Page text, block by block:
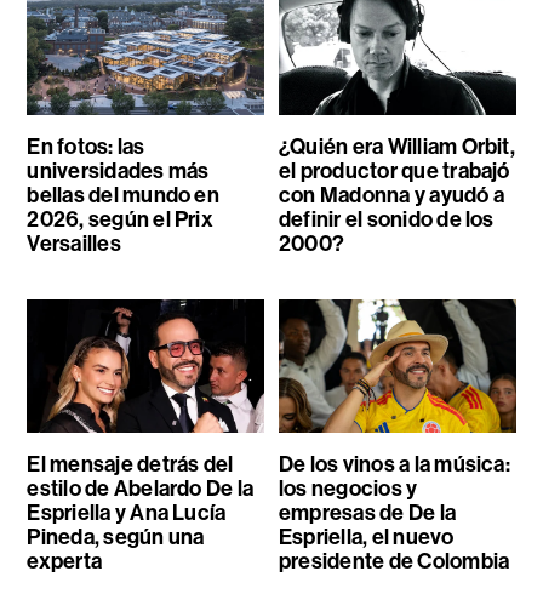
En fotos: las
universidades más
bellas del mundo en
2026, según el Prix
Versailles
¿Quién era William Orbit,
el productor que trabajó
con Madonna y ayudó a
definir el sonido de los
2000?
El mensaje detrás del
estilo de Abelardo De la
Espriella y Ana Lucía
Pineda, según una
experta
De los vinos a la música:
los negocios y
empresas de De la
Espriella, el nuevo
presidente de Colombia